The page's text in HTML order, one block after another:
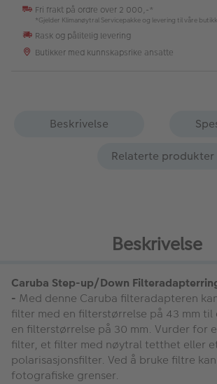
Fri frakt på ordre over 2 000,-*
*Gjelder Klimanøytral Servicepakke og levering til våre
Rask og pålitelig levering
Butikker med kunnskapsrike ansatte
Beskrivelse
Relaterte produkter
Beskrivelse
Caruba Step-up/Down
- Med denne Caruba filteradapteren
filter med en filterstørrelse på 43 mm
en filterstørrelse på 30 mm. Vurder for
filter, et filter med nøytral tetthet eller
polarisasjonsfilter. Ved å bruke filtre
fotografiske grenser.